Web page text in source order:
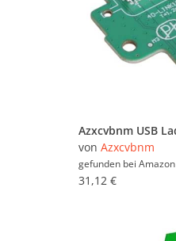
von Azxcvbnm
gefunden bei Amazon
31,12 €